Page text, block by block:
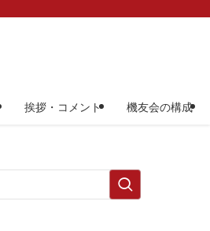
挨拶・コメント 機友会の構成